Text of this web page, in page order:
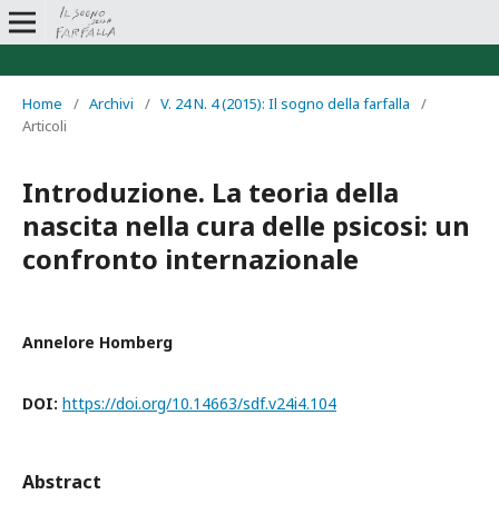
Home / Archivi / V. 24 N. 4 (2015): Il sogno della farfalla
/
Articoli
Introduzione. La teoria della
nascita nella cura delle psicosi: un
confronto internazionale
Annelore Homberg
DOI: https://doi.org/10.14663/sdf.v24i4.104
Abstract